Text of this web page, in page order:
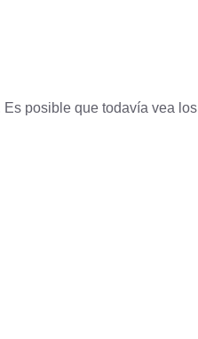
posible que todavía vea los